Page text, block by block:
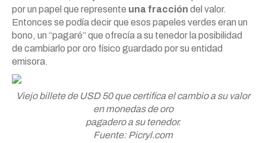
por un papel que represente una fracción del valor.
Entonces se podía decir que esos papeles verdes eran un
bono, un “pagaré” que ofrecía a su tenedor la posibilidad
de cambiarlo por oro físico guardado por su entidad
emisora.
Viejo billete de USD 50 que certifica el cambio a su valor
en monedas de oro
pagadero a su tenedor.
Fuente: Picryl.com